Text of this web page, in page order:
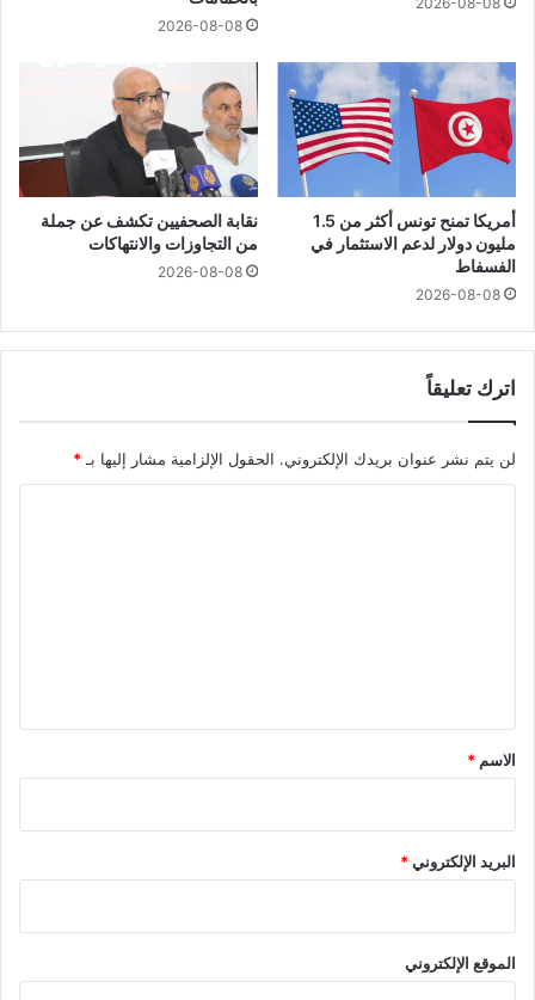
2026-08-08
أمريكا تمنح تونس أكثر من 1.5
مليون دولار لدعم الاستثمار في
الفسفاط
2026-08-08
نقابة الصحفيين تكشف عن جملة
من التجاوزات والانتهاكات
2026-08-08
اترك تعليقاً
لن يتم نشر عنوان بريدك الإلكتروني. الحقول الإلزامية مشار إليها بـ *
*
الاسم *
البريد الإلكتروني*
الموقع الإلكتروني